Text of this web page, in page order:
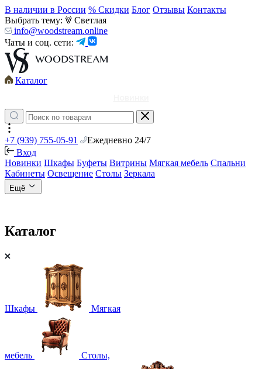
В наличии в России % Скидки Блог Отзывы Контакты
Выбрать тему:
Светлая
info@woodstream.online
Чаты и соц. сети:
Каталог
+7 (939) 755-05-91
Ежедневно 24/7
Вход
Новинки Шкафы Буфеты Витрины Мягкая мебель Спальни
Кабинеты Освещение Столы Зеркала
Ещё
Каталог
Шкафы Мягкая
мебель Столы,